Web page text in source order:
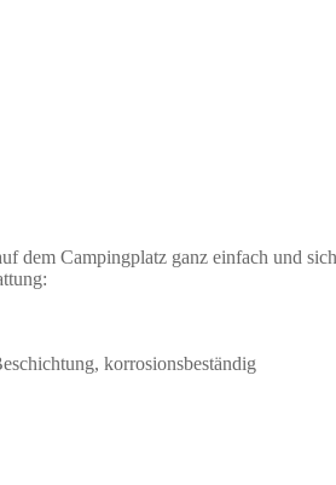
dem Campingplatz ganz einfach und
korrosionsbeständig